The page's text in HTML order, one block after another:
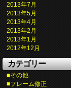
2013年7月
2013年5月
2013年4月
2013年2月
2013年1月
2012年12月
カテゴリー
■その他
■フレーム修正